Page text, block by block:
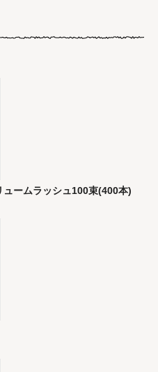
ュームラッシュ100束(400本)